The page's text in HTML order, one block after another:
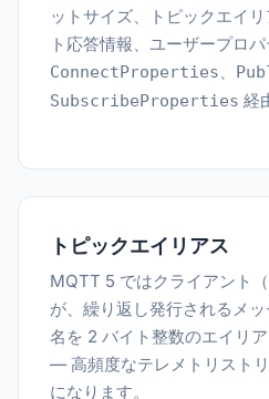
ットサイズ、トピックエイ
ト応答情報、ユーザープロ
ConnectProperties、
SubscribeProperties 経
トピックエイリアス
MQTT 5 ではクライアント（
が、繰り返し発行されるメ
名を 2 バイト整数のエイリ
— 高頻度なテレメトリスト
になります。